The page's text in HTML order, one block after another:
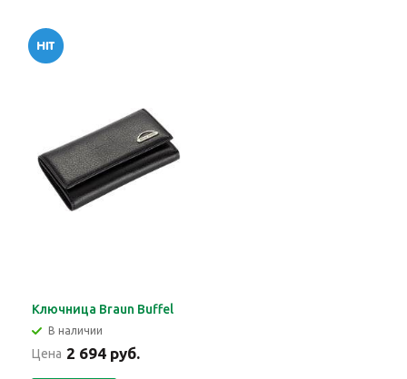
Ключница Braun Buffel
В наличии
Цена 2 694 руб.